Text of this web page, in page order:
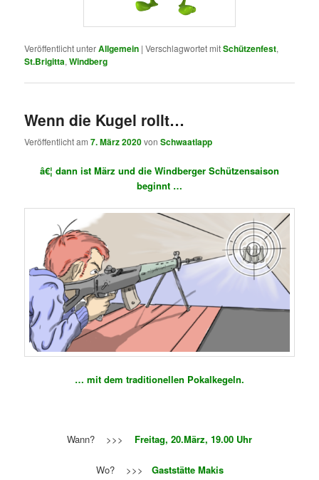
Veröffentlicht unterAllgemein |Verschlagwortet mitSchützenfest,
St.Brigitta,Windberg
Wenn die Kugel rollt…
Veröffentlicht am7. März 2020vonSchwaatlapp
â€¦ dann ist März und die Windberger Schützensaison
beginnt …
… mit dem traditionellen Pokalkegeln.
Wann? >>> Freitag, 20.März, 19.00 Uhr
Wo? >>> Gaststätte Makis